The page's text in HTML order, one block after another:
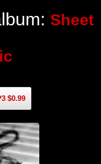
Sheet
$0.99